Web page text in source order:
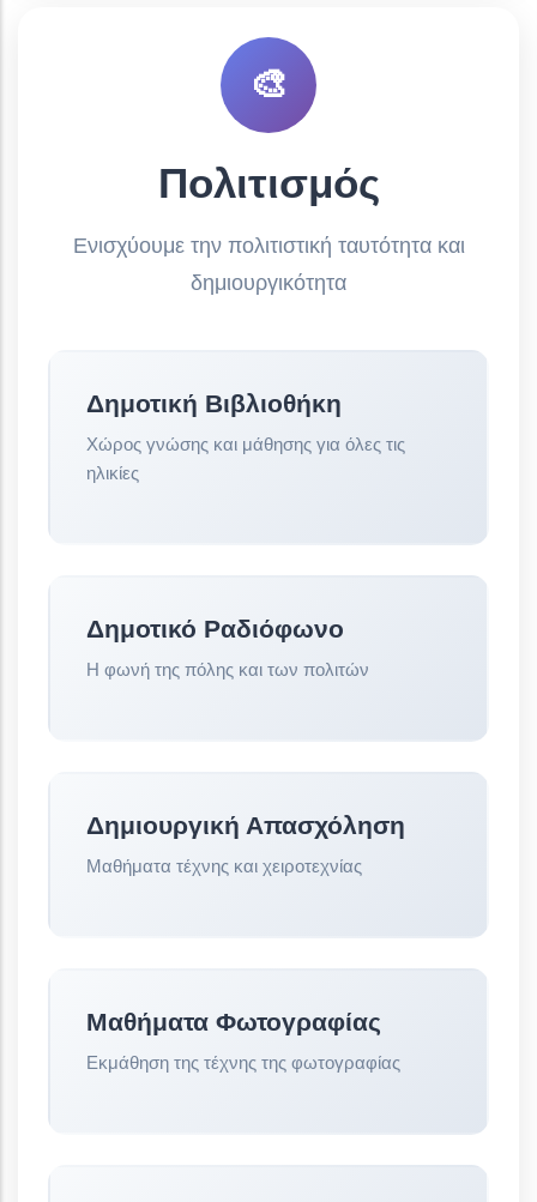
🎨
Πολιτισμός
Ενισχύουμε την πολιτιστική ταυτότητα και
δημιουργικότητα
Δημοτική Βιβλιοθήκη
Χώρος γνώσης και μάθησης για όλες τις
ηλικίες
Δημοτικό Ραδιόφωνο
Η φωνή της πόλης και των πολιτών
Δημιουργική Απασχόληση
Μαθήματα τέχνης και χειροτεχνίας
Μαθήματα Φωτογραφίας
Εκμάθηση της τέχνης της φωτογραφίας